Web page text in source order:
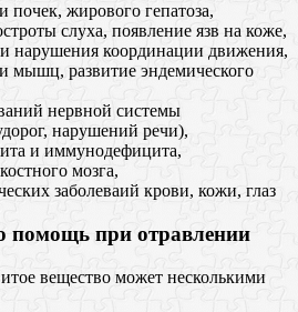
почек, жирового гепатоза,
слуха, появление язв на коже,
и нарушения координации движения,
мышц, развитие эндемического
нервной системы
нарушений речи),
и иммунодефицита,
мозга,
заболеваий крови, кожи, глаз
помощь при отравлении
вещество может несколькими